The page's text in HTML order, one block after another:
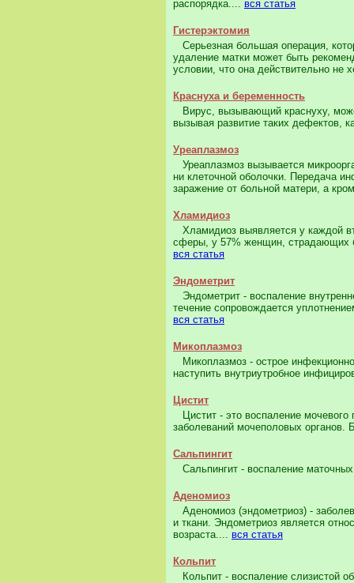
распорядка.... вся статья
Гистерэктомия
Серьезная большая операция,
удаление матки может быть
условии, что она действительно не
Краснуха и беременность
Вирус, вызывающий краснуху,
вызывая развитие таких дефектов,
Уреаплазмоз
Уреаплазмоз вызывается
ни клеточной оболочки. Передача
заражение от больной матери, а
Хламидиоз
Хламидиоз выявляется у каждой
сферы, у 57% женщин, страдающих
вся статья
Эндометрит
Эндометрит - воспаление
течение сопровождается
вся статья
Микоплазмоз
Микоплазмоз - острое
наступить внутриутробное
Цистит
Цистит - это воспаление
заболеваний мочеполовых
Сальпингит
Сальпингит - воспаление
Аденомиоз
Аденомиоз (эндометриоз) -
и ткани. Эндометриоз является
возраста.... вся статья
Кольпит
Кольпит - воспаление слизистой